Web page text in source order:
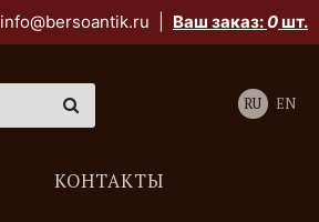
info@bersoantik.ru Ваш заказ:0шт.
КОНТАКТЫ
RU EN